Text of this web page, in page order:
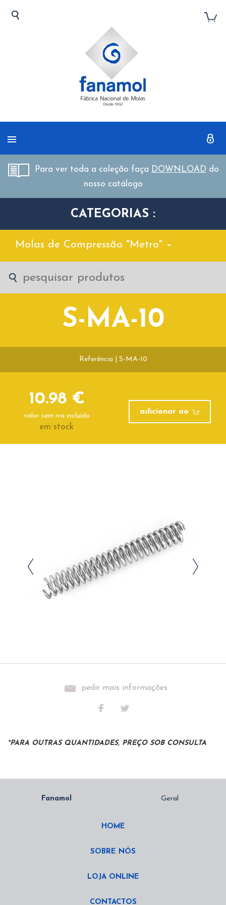
Para ver toda a coleção faça DOWNLOAD do
nosso catálogo
CATEGORIAS :
Molas de Compressão "Metro"
S-MA-10
Referência | S-MA-10
10.98 €
valor sem iva incluído
em stock
adicionar ao
pedir mais informações
*PARA OUTRAS QUANTIDADES, PREÇO SOB CONSULTA
HOME
SOBRE NÓS
LOJA ONLINE
CONTACTOS